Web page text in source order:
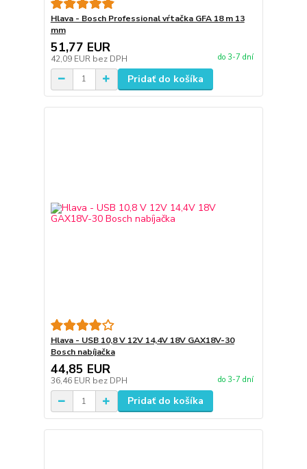
Hlava - Bosch Professional vŕtačka GFA 18 m 13
mm
51,77 EUR
42,09 EUR bez DPH do 3-7 dní
Pridať do košíka
Hlava - USB 10,8 V 12V 14,4V 18V GAX18V-30
Bosch nabíjačka
44,85 EUR
36,46 EUR bez DPH do 3-7 dní
Pridať do košíka